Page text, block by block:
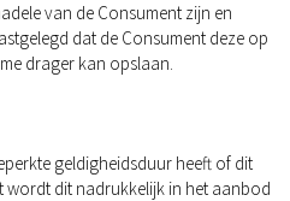
van de Consument zijn en
dat de Consument deze op
drager kan opslaan.
geldigheidsduur heeft of dit
dit nadrukkelijk in het aanbod